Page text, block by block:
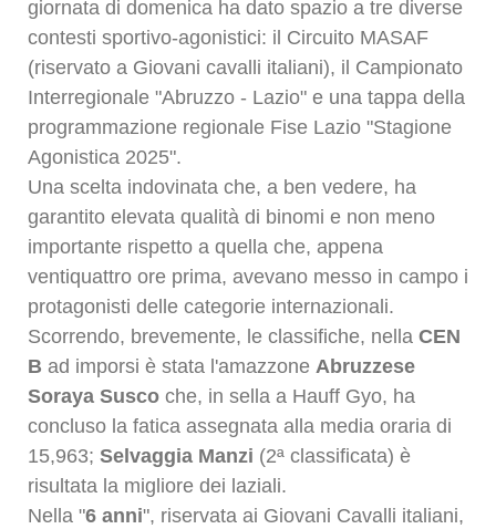
giornata di domenica ha dato spazio a tre diverse
contesti sportivo-agonistici: il Circuito MASAF
(riservato a Giovani cavalli italiani), il Campionato
Interregionale "Abruzzo - Lazio" e una tappa della
programmazione regionale Fise Lazio "Stagione
Agonistica 2025".
Una scelta indovinata che, a ben vedere, ha
garantito elevata qualità di binomi e non meno
importante rispetto a quella che, appena
ventiquattro ore prima, avevano messo in campo i
protagonisti delle categorie internazionali.
Scorrendo, brevemente, le classifiche, nella CEN
B ad imporsi è stata l'amazzone Abruzzese
Soraya Susco che, in sella a Hauff Gyo, ha
concluso la fatica assegnata alla media oraria di
15,963; Selvaggia Manzi (2ª classificata) è
risultata la migliore dei laziali.
Nella "6 anni", riservata ai Giovani Cavalli italiani,